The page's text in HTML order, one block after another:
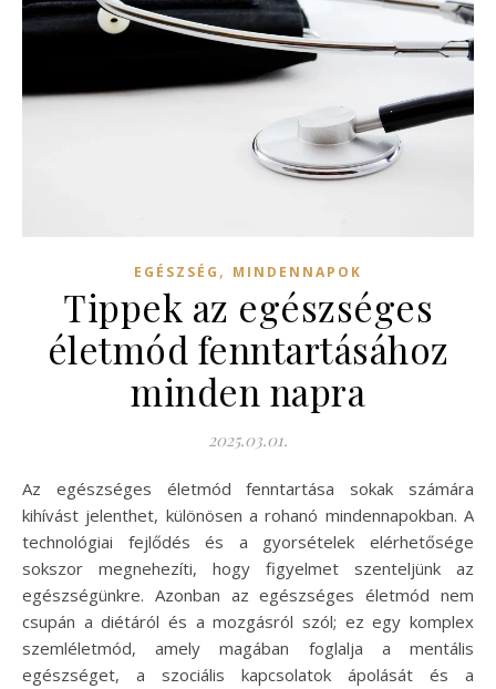
EGÉSZSÉG , MINDENNAPOK
Tippek az egészséges
életmód fenntartásához
minden napra
2025.03.01.
Az egészséges életmód fenntartása sokak számára
kihívást jelenthet, különösen a rohanó mindennapokban. A
technológiai fejlődés és a gyorsételek elérhetősége
sokszor megnehezíti, hogy figyelmet szenteljünk az
egészségünkre. Azonban az egészséges életmód nem
csupán a diétáról és a mozgásról szól; ez egy komplex
szemléletmód, amely magában foglalja a mentális
egészséget, a szociális kapcsolatok ápolását és a